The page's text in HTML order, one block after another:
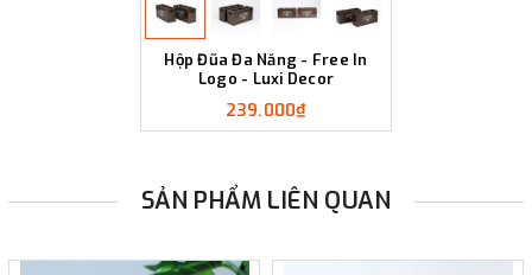
Hộp Đũa Đa Năng - Free In
Logo - Luxi Decor
239.000₫
SẢN PHẨM LIÊN QUAN